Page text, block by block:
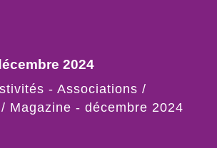
2024
- Associations /
/ Magazine - décembre 2024